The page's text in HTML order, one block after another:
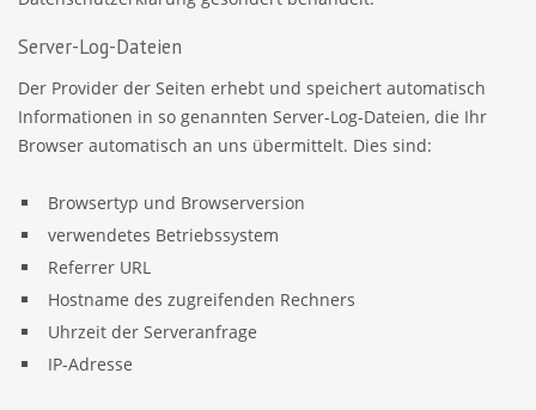
Server-Log-Dateien
Der Provider der Seiten erhebt und speichert automatisch
Informationen in so genannten Server-Log-Dateien, die Ihr
Browser automatisch an uns übermittelt. Dies sind:
Browsertyp und Browserversion
verwendetes Betriebssystem
Referrer URL
Hostname des zugreifenden Rechners
Uhrzeit der Serveranfrage
IP-Adresse